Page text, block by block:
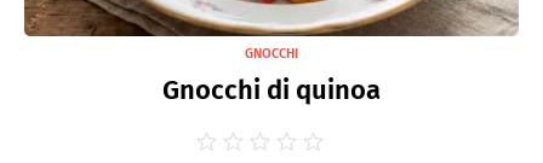
GNOCCHI
Gnocchi di quinoa